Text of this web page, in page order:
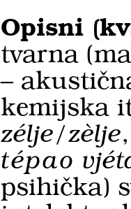
Opisni
tvarna
–
kemijska
zélje/zèlje,
tépao
psihička)